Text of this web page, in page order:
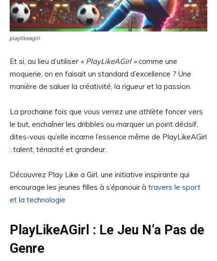
playlikeagirl
Et si, au lieu d’utiliser « PlayLikeAGirl » comme une
moquerie, on en faisait un standard d’excellence ? Une
manière de saluer la créativité, la rigueur et la passion.
La prochaine fois que vous verrez une athlète foncer vers
le but, enchaîner les dribbles ou marquer un point décisif,
dites-vous qu’elle incarne l’essence même de PlayLikeAGirl
: talent, ténacité et grandeur.
Découvrez Play Like a Girl, une initiative inspirante qui
encourage les jeunes filles à s’épanouir à travers le sport
et la technologie
PlayLikeAGirl : Le Jeu N’a Pas de
Genre